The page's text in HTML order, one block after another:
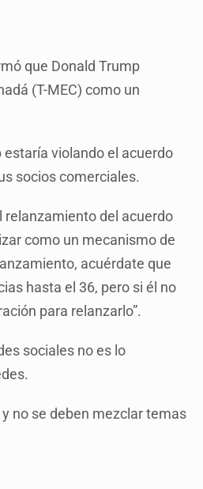
que Donald Trump
(T-MEC) como un
violando el acuerdo
socios comerciales.
relanzamiento del acuerdo
como un mecanismo de
acuérdate que
hasta el 36, pero si él no
para relanzarlo”.
sociales no es lo
no se deben mezclar temas